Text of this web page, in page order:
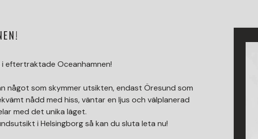
eftertraktade Oceanhamnen!
något som skymmer utsikten, endast Öresund som
nådd med hiss, väntar en ljus och välplanerad
med det unika läget.
i Helsingborg så kan du sluta leta nu!